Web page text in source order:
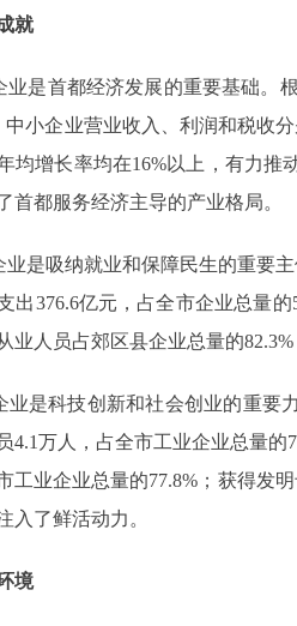
就
首都经济发展的重要基础。根
中小企业营业收入、利润和税收
均增长率均在16%以上，有力推
首都服务经济主导的产业格局。
吸纳就业和保障民生的重要主
出376.6亿元，占全市企业总量
业人员占郊区县企业总量的
科技创新和社会创业的重要力
4.1万人，占全市工业企业总量
工业企业总量的77.8%；获得发
入了鲜活动力。
境